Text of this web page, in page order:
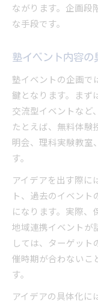
ながります。企画段
な手段です。
塾イベント内容の
塾イベントの企画で
鍵となります。まず
交流型イベントなど
たとえば、無料体験
明会、理科実験教室
す。
アイデアを出す際に
ト、過去のイベン
になります。実際、
地域連携イベントが
しては、ターゲッ
催時期が合わないこ
す。
アイデアの具体化に